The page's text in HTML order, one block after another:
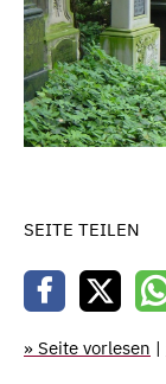
SEITE TEILEN
» Seite vorlesen |